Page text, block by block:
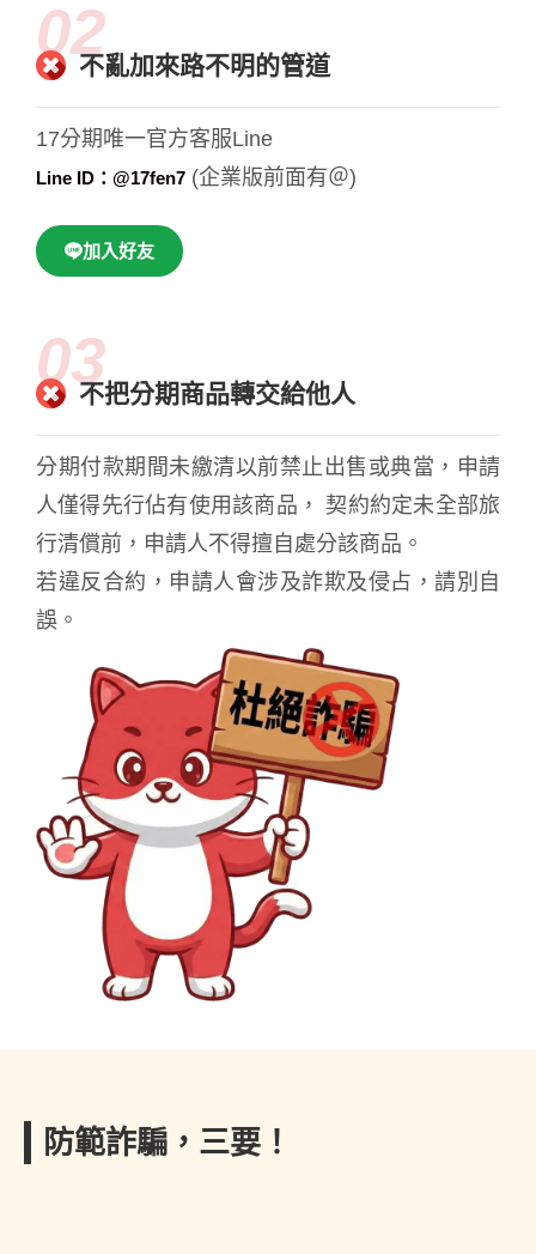
02不亂加來路不明的管道
17分期唯一官方客服Line
Line ID：@17fen7 (企業版前面有＠)
加入好友
03不把分期商品轉交給他人
分期付款期間未繳清以前禁止出售或典當，申請
人僅得先行佔有使用該商品， 契約約定未全部旅
行清償前，申請人不得擅自處分該商品。
若違反合約，申請人會涉及詐欺及侵占，請別自
誤。
防範詐騙，三要！